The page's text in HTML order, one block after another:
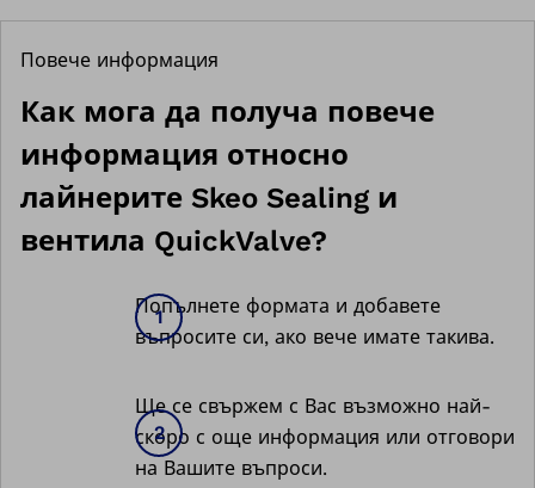
Повече информация
Как мога да получа повече
информация относно
лайнерите Skeo Sealing и
вентила QuickValve?
Попълнете формата и добавете
въпросите си, ако вече имате такива.
Ще се свържем с Вас възможно най-
скоро с още информация или отговори
на Вашите въпроси.